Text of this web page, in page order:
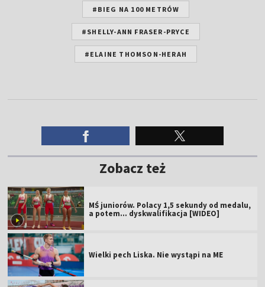
#BIEG NA 100 METRÓW
#SHELLY-ANN FRASER-PRYCE
#ELAINE THOMSON-HERAH
Zobacz też
MŚ juniorów. Polacy 1,5 sekundy od medalu,
a potem... dyskwalifikacja [WIDEO]
Wielki pech Liska. Nie wystąpi na ME